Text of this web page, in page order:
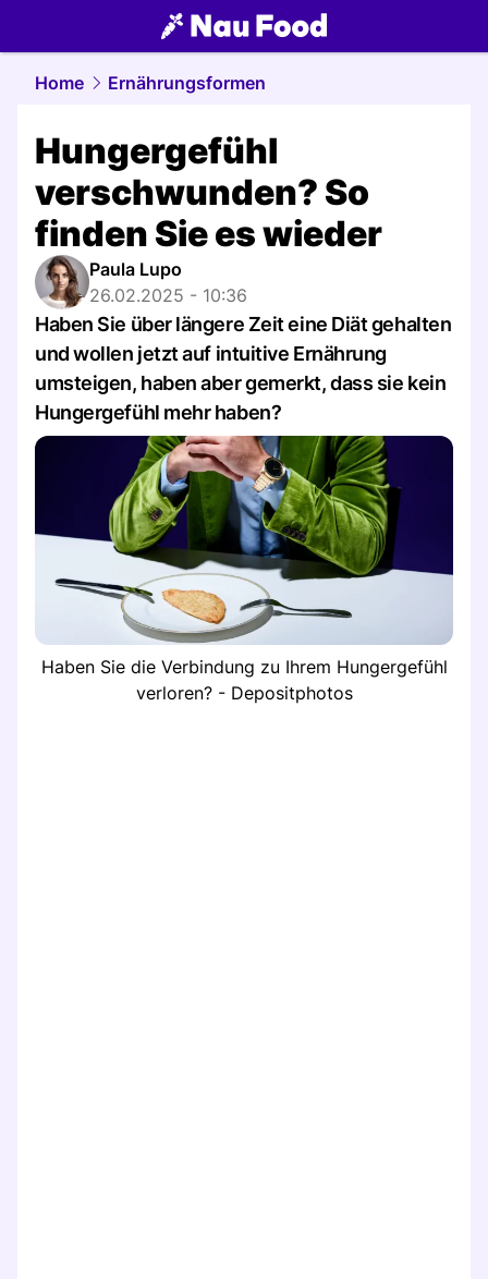
food.NAU.ch
Home Ernährungsformen
Hungergefühl
verschwunden? So
finden Sie es wieder
Paula Lupo
26.02.2025 - 10:36
Haben Sie über längere Zeit eine Diät gehalten
und wollen jetzt auf intuitive Ernährung
umsteigen, haben aber gemerkt, dass sie kein
Hungergefühl mehr haben?
Haben Sie die Verbindung zu Ihrem Hungergefühl
verloren? - Depositphotos